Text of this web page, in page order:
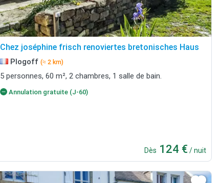
Chez joséphine frisch renoviertes bretonisches Haus
Plogoff (≈ 2 km)
5 personnes, 60 m², 2 chambres, 1 salle de bain.
Annulation gratuite (J-60)
Dès 124 € / nuit